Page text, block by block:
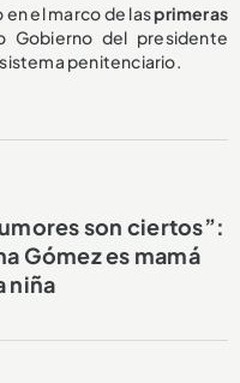
en el marco de lasprimeras
Gobierno del presidente
penitenciario.
son ciertos”:
Gómez es mamá
niña